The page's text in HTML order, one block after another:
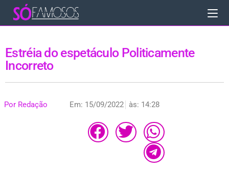
Estréia do espetáculo Politicamente
Incorreto
Por Redação Em: 15/09/2022 às: 14:28